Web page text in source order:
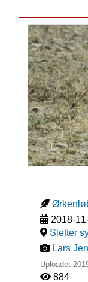
2018-
Sletter
Lars
Uploadet
884